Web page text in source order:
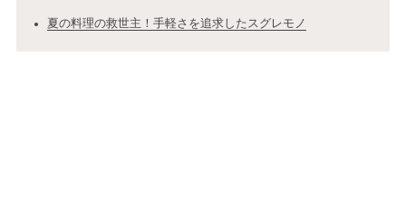
夏の料理の救世主！手軽さを追求したスグレモノ